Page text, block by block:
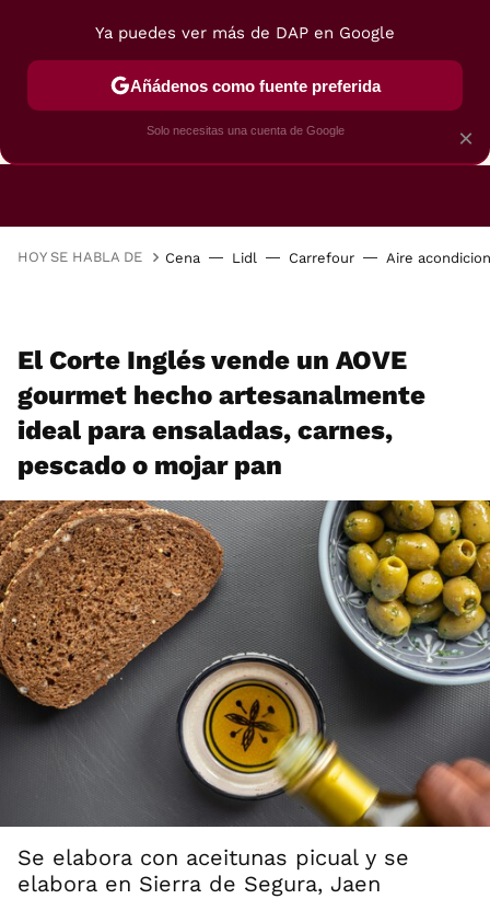
FREIDORAS DE AIRE GUÍAS DE
HOY SE HABLA DE Cena Lidl Carrefour Aire
El Corte Inglés vende un AOVE
gourmet hecho artesanalmente
ideal para ensaladas, carnes,
pescado o mojar pan
Se elabora con aceitunas picual y se
elabora en Sierra de Segura, Jaen
×
Ya puedes ver más de DAP en Google
Añádenos como fuente preferida
Solo necesitas una cuenta de Google